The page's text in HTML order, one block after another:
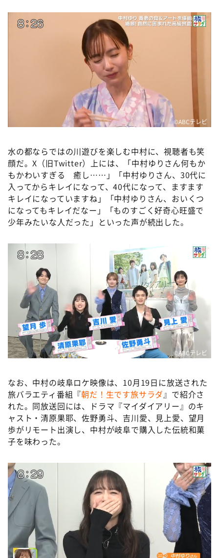
©️ABCテレビ
水の都ならではの川遊びを楽しむ中村に、視聴者も笑
顔だ。X（旧Twitter）上には、「中村ゆりさん何もか
もかわいすぎる 癒し……」「中村ゆりさん、30代に
入ってからキレイになって、40代になって、ますます
キレイになっていますね」「中村ゆりさん、おいくつ
になってもキレイだなー」「ものすごく好奇心旺盛で
少年みたいな人だった」といった声が続出した。
©️ABCテレビ
なお、中村の岐阜ロケ映像は、10月19日に放送された
旅バラエティ番組『朝だ！生です旅サラダ』で紹介さ
れた。同放送回には、ドラマ『マイダイアリー』のキ
ャスト・清原果耶、佐野勇斗、吉川愛、見上愛、望月
歩がリモート出演し、中村が岐阜で購入した伝統和菓
子を味わった。